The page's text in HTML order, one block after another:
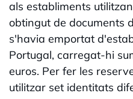
als establiments
obtingut de documents
s'havia emportat
Portugal, carregat-hi
euros. Per fer les
utilitzar set identitats